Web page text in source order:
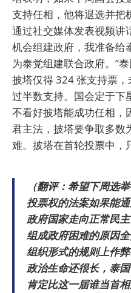
支持任相，他将退选并把
通过社交媒体发表视频讲
机会组建政府，我准备给
为泰党组建联合政府。”
披塔仅得 324 张支持票
过半数支持。国会定于下
不看好披塔能成功任相，
君主法，披塔要争取多数
难。披塔在首轮投票中，
（翻评：希望下周选
投票权的法案如果能
政府国家走向正常民
组成政府困难的原因
组织形式的规则上作
政治生命还很长，泰
肯定比这一届谁当首